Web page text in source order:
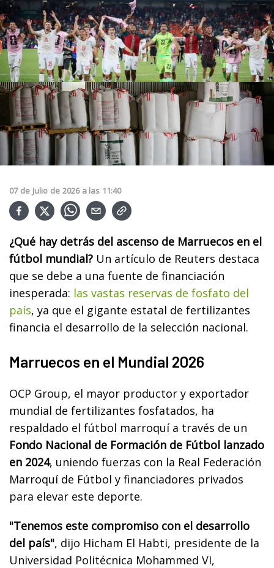
07 de Julio de 2026 a las 11:40
¿Qué hay detrás del ascenso de Marruecos en el
fútbol mundial? Un artículo de Reuters destaca
que se debe a una fuente de financiación
inesperada: las vastas reservas de fosfato del
país, ya que el gigante estatal de fertilizantes
financia el desarrollo de la selección nacional.
Marruecos en el Mundial 2026
OCP Group, el mayor productor y exportador
mundial de fertilizantes fosfatados, ha
respaldado el fútbol marroquí a través de un
Fondo Nacional de Formación de Fútbol lanzado
en 2024, uniendo fuerzas con la Real Federación
Marroquí de Fútbol y financiadores privados
para elevar este deporte.
"Tenemos este compromiso con el desarrollo
del país", dijo Hicham El Habti, presidente de la
Universidad Politécnica Mohammed VI,